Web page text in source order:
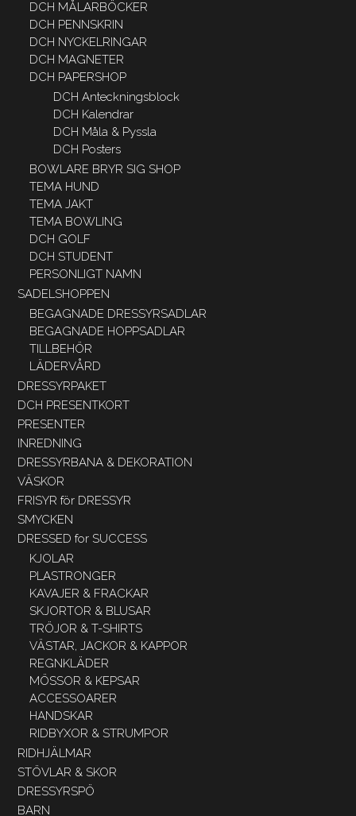
DCH MÅLARBÖCKER
DCH PENNSKRIN
DCH NYCKELRINGAR
DCH MAGNETER
DCH PAPERSHOP
DCH Anteckningsblock
DCH Kalendrar
DCH Måla & Pyssla
DCH Posters
BOWLARE BRYR SIG SHOP
TEMA HUND
TEMA JAKT
TEMA BOWLING
DCH GOLF
DCH STUDENT
PERSONLIGT NAMN
SADELSHOPPEN
BEGAGNADE DRESSYRSADLAR
BEGAGNADE HOPPSADLAR
TILLBEHÖR
LÄDERVÅRD
DRESSYRPAKET
DCH PRESENTKORT
PRESENTER
INREDNING
DRESSYRBANA & DEKORATION
VÄSKOR
FRISYR för DRESSYR
SMYCKEN
DRESSED for SUCCESS
KJOLAR
PLASTRONGER
KAVAJER & FRACKAR
SKJORTOR & BLUSAR
TRÖJOR & T-SHIRTS
VÄSTAR, JACKOR & KAPPOR
REGNKLÄDER
MÖSSOR & KEPSAR
ACCESSOARER
HANDSKAR
RIDBYXOR & STRUMPOR
RIDHJÄLMAR
STÖVLAR & SKOR
DRESSYRSPÖ
BARN